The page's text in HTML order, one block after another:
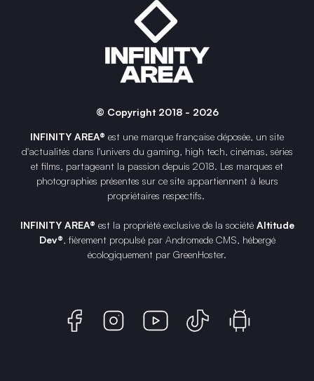
© Copyright 2018 - 2026
INFINITY AREA® est une marque française déposée, un site
d'actualités dans l'univers du gaming, high tech, cinémas, séries
et films, partageant la passion depuis 2018. Les marques et
photographies présentes sur ce site appartiennent à leurs
propriétaires respectifs.
INFINITY AREA® est la propriété exclusive de la société Altitude
Dev®, fièrement propulsé par Andromede CMS, hébergé
écologiquement par GreenHoster.